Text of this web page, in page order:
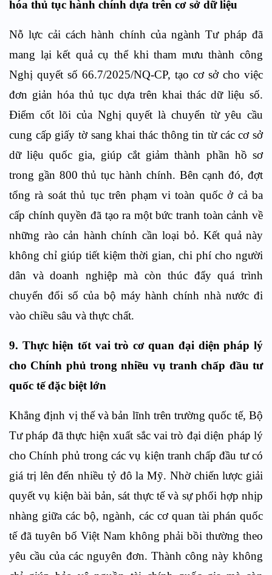
hóa thủ tục hành chính dựa trên cơ sở dữ liệu
Nỗ lực cải cách hành chính của ngành Tư pháp đã
mang lại kết quả cụ thể khi tham mưu thành công
Nghị quyết số 66.7/2025/NQ-CP, tạo cơ sở cho việc
đơn giản hóa thủ tục dựa trên khai thác dữ liệu số.
Điểm cốt lõi của Nghị quyết là chuyển từ yêu cầu
cung cấp giấy tờ sang khai thác thông tin từ các cơ sở
dữ liệu quốc gia, giúp cắt giảm thành phần hồ sơ
trong gần 800 thủ tục hành chính. Bên cạnh đó, đợt
tổng rà soát thủ tục trên phạm vi toàn quốc ở cả ba
cấp chính quyền đã tạo ra một bức tranh toàn cảnh về
những rào cản hành chính cần loại bỏ. Kết quả này
không chỉ giúp tiết kiệm thời gian, chi phí cho người
dân và doanh nghiệp mà còn thúc đẩy quá trình
chuyển đổi số của bộ máy hành chính nhà nước đi
vào chiều sâu và thực chất.
9. Thực hiện tốt vai trò cơ quan đại diện pháp lý
cho Chính phủ trong nhiều vụ tranh chấp đầu tư
quốc tế đặc biệt lớn
Khẳng định vị thế và bản lĩnh trên trường quốc tế, Bộ
Tư pháp đã thực hiện xuất sắc vai trò đại diện pháp lý
cho Chính phủ trong các vụ kiện tranh chấp đầu tư có
giá trị lên đến nhiều tỷ đô la Mỹ. Nhờ chiến lược giải
quyết vụ kiện bài bản, sát thực tế và sự phối hợp nhịp
nhàng giữa các bộ, ngành, các cơ quan tài phán quốc
tế đã tuyên bố Việt Nam không phải bồi thường theo
yêu cầu của các nguyên đơn. Thành công này không